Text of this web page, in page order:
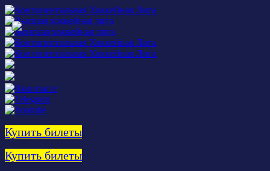
Купить билеты
Купить билеты